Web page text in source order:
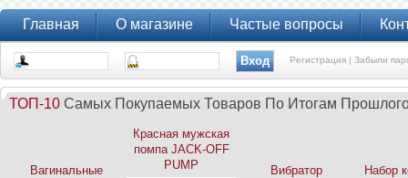
Главная О магазине Частые вопросы
Регистрация |Забыли
ТОП-10 Самых Покупаемых Товаров По Итогам
Вагинальные
Красная мужская
помпа JACK-OFF
PUMP
Вибратор
Набор